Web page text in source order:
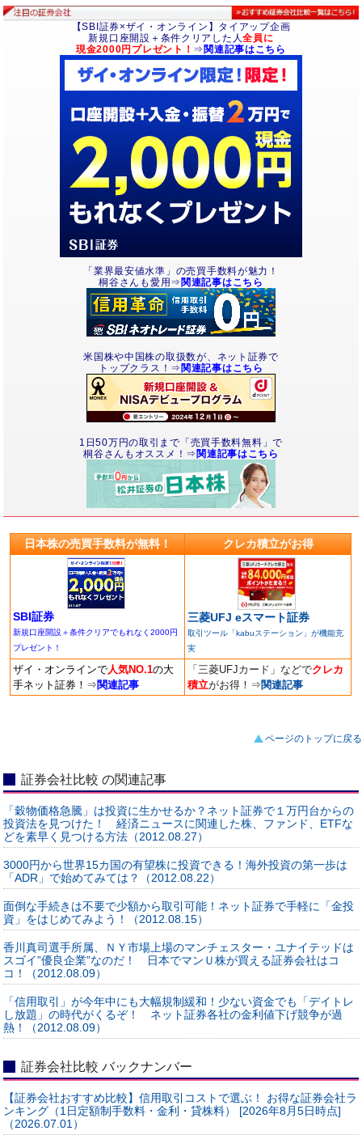
【SBI証券×ザイ・オンライン】タイアップ企画
新規口座開設＋条件クリアした人全員に
現金2000円プレゼント！ ⇒ 関連記事はこちら
「業界最安値水準」の売買手数料が魅力！
桐谷さんも愛用⇒ 関連記事はこちら
米国株や中国株の取扱数が、ネット証券で
トップクラス！⇒ 関連記事はこちら
1日50万円の取引まで「売買手数料無料」で
桐谷さんもオススメ！⇒ 関連記事はこちら
日本株の売買手数料が無料！ クレカ積立がお得
SBI証券
新規口座開設＋条件クリアでもれなく2000円
プレゼント！
三菱UFJ eスマート証券
取引ツール「kabuステーション」が機能充
実
ザイ・オンラインで 人気NO.1の大
手ネット証券！ ⇒ 関連記事
「三菱UFJカード」などでクレカ
積立がお得！ ⇒ 関連記事
ページのトップに戻る
証券会社比較 の関連記事
「穀物価格急騰」は投資に生かせるか？ネット証券で１万円台からの
投資法を見つけた！ 経済ニュースに関連した株、ファンド、ETFな
どを素早く見つける方法（2012.08.27）
3000円から世界15カ国の有望株に投資できる！海外投資の第一歩は
「ADR」で始めてみては？（2012.08.22）
面倒な手続きは不要で少額から取引可能！ネット証券で手軽に「金投
資」をはじめてみよう！（2012.08.15）
香川真司選手所属、ＮＹ市場上場のマンチェスター・ユナイテッドは
スゴイ”優良企業”なのだ！ 日本でマンＵ株が買える証券会社はコ
コ！（2012.08.09）
「信用取引」が今年中にも大幅規制緩和！少ない資金でも「デイトレ
し放題」の時代がくるぞ！ ネット証券各社の金利値下げ競争が過
熱！（2012.08.09）
証券会社比較 バックナンバー
【証券会社おすすめ比較】信用取引コストで選ぶ！ お得な証券会社ラ
ンキング（1日定額制手数料・金利・貸株料） [2026年8月5日時点]
（2026.07.01）